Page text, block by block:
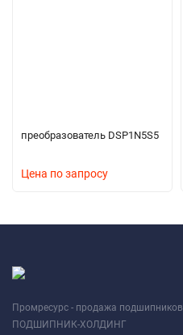
преобразователь DSP1N5S5
Цена по запросу
Промресурс - продажа подшипников
ПОДШИПНИК-ХОЛДИНГ